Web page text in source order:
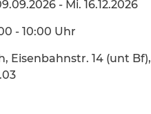
- Mi. 16.12.2026
- 10:00 Uhr
Eisenbahnstr. 14 (unt